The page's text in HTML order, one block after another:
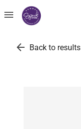
menu
arrow_back Back to results